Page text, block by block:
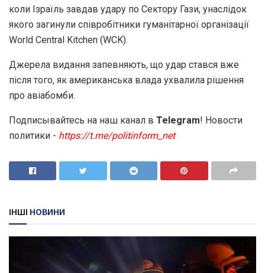
коли Ізраїль завдав удару по Сектору Гази, унаслідок
якого загинули співробітники гуманітарної організації
World Central Kitchen (WCK).
Джерела видання запевняють, що удар стався вже
після того, як американська влада ухвалила рішення
про авіабомби.
Подписывайтесь на наш канал в Telegram! Новости
политики - https://t.me/politinform_net
ІНШІ НОВИНИ